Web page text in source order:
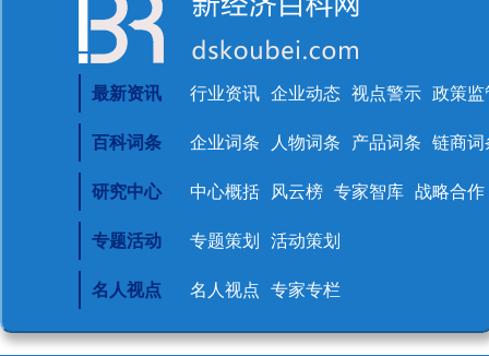
最新资讯 行业资讯 企业动态 视点警示 政策监
百科词条 企业词条 人物词条 产品词条 链商词
研究中心 中心概括 风云榜 专家智库 战略合作
专题活动 专题策划 活动策划
名人视点 名人视点 专家专栏